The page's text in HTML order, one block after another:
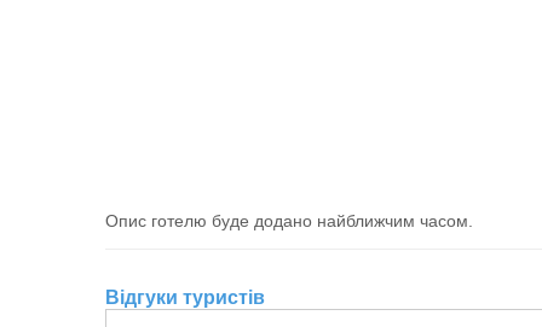
Опис готелю буде додано найближчим часом.
Відгуки туристів